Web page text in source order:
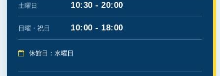
土曜日 10:30 - 20:00
日曜・祝日 10:00 - 18:00
休館日：水曜日